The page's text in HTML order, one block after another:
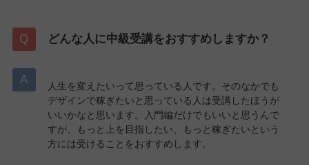
どんな人に中級受講をおすすめしますか？
人生を変えたいって思っている人です。そのなかでも
デザインで稼ぎたいと思っている人は受講したほうが
いいかなと思います。入門編だけでもいいと思うんで
すが、もっと上を目指したい、もっと稼ぎたいという
方には受けることをおすすめします。